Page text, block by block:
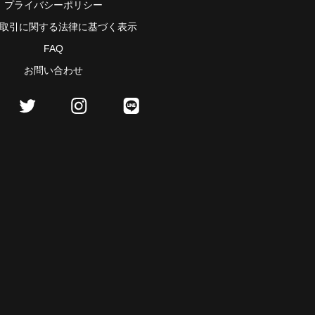
プライバシーポリシー
引に関する法律に基づく表示
FAQ
お問い合わせ